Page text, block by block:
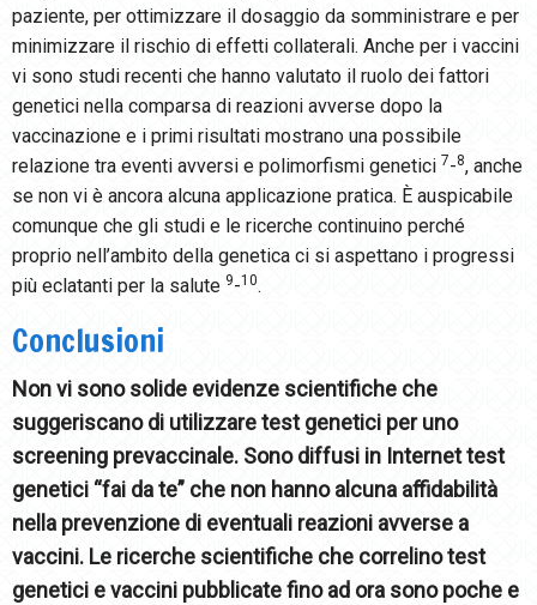
paziente, per ottimizzare il dosaggio da somministrare e per
minimizzare il rischio di effetti collaterali. Anche per i vaccini
vi sono studi recenti che hanno valutato il ruolo dei fattori
genetici nella comparsa di reazioni avverse dopo la
vaccinazione e i primi risultati mostrano una possibile
relazione tra eventi avversi e polimorfismi genetici 7-8, anche
se non vi è ancora alcuna applicazione pratica. È auspicabile
comunque che gli studi e le ricerche continuino perché
proprio nell’ambito della genetica ci si aspettano i progressi
più eclatanti per la salute 9-10.
Conclusioni
Non vi sono solide evidenze scientifiche che
suggeriscano di utilizzare test genetici per uno
screening prevaccinale. Sono diffusi in Internet test
genetici “fai da te” che non hanno alcuna affidabilità
nella prevenzione di eventuali reazioni avverse a
vaccini. Le ricerche scientifiche che correlino test
genetici e vaccini pubblicate fino ad ora sono poche e